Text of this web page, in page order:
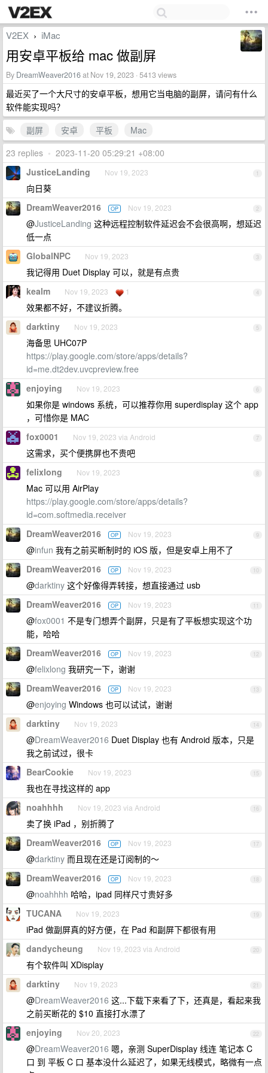
V2EX › iMac
用安卓平板给 mac 做副屏
By DreamWeaver2016at Nov 19, 2023 · 5413 views
最近买了一个大尺寸的安卓平板，想用它当电脑的副屏，请问有什么
软件能实现吗？
副屏
安卓 平板
Mac
23 replies • 2023-11-20 05:29:21 +08:00
1
JusticeLanding Nov 19, 2023
向日葵
2
DreamWeaver2016 OP Nov 19, 2023
@JusticeLanding 这种远程控制软件延迟会不会很高啊，想延迟
低一点
3
GlobalNPC Nov 19, 2023
我记得用 Duet Display 可以，就是有点贵
4
kealm Nov 19, 2023 1
效果都不好，不建议折腾。
5
darktiny Nov 19, 2023
海备思 UHC07P
https://play.google.com/store/apps/details?
id=me.dt2dev.uvcpreview.free
6
enjoying Nov 19, 2023
如果你是 windows 系统，可以推荐你用 superdisplay 这个 app
，可惜你是 MAC
7
fox0001 Nov 19, 2023 via Android
这需求，买个便携屏也不贵吧
8
felixlong Nov 19, 2023
Mac 可以用 AirPlay
https://play.google.com/store/apps/details?
id=com.softmedia.receiver
9
DreamWeaver2016 OP Nov 19, 2023
@infun 我有之前买断制时的 iOS 版，但是安卓上用不了
10
DreamWeaver2016 OP Nov 19, 2023
@darktiny 这个好像得弄转接，想直接通过 usb
11
DreamWeaver2016 OP Nov 19, 2023
@fox0001 不是专门想弄个副屏，只是有了平板想实现这个功
能，哈哈
12
DreamWeaver2016 OP Nov 19, 2023
@felixlong 我研究一下，谢谢
13
DreamWeaver2016 OP Nov 19, 2023
@enjoying Windows 也可以试试，谢谢
14
darktiny Nov 19, 2023
@DreamWeaver2016 Duet Display 也有 Android 版本，只是
我之前试过，很卡
15
BearCookie Nov 19, 2023
我也在寻找这样的 app
16
noahhhh Nov 19, 2023 via Android
卖了换 iPad ，别折腾了
17
DreamWeaver2016 OP Nov 19, 2023
@darktiny 而且现在还是订阅制的～
18
DreamWeaver2016 OP Nov 19, 2023
@noahhhh 哈哈，ipad 同样尺寸贵好多
19
TUCANA Nov 19, 2023
iPad 做副屏真的好方便，在 Pad 和副屏下都很有用
20
dandycheung Nov 19, 2023 via Android
有个软件叫 XDisplay
21
darktiny Nov 19, 2023
@DreamWeaver2016 这...下载下来看了下，还真是，看起来我
之前买断花的 $10 直接打水漂了
22
enjoying Nov 20, 2023
@DreamWeaver2016 嗯，亲测 SuperDisplay 线连 笔记本 C
口 到 平板 C 口 基本没什么延迟了，如果无线模式，略微有一点